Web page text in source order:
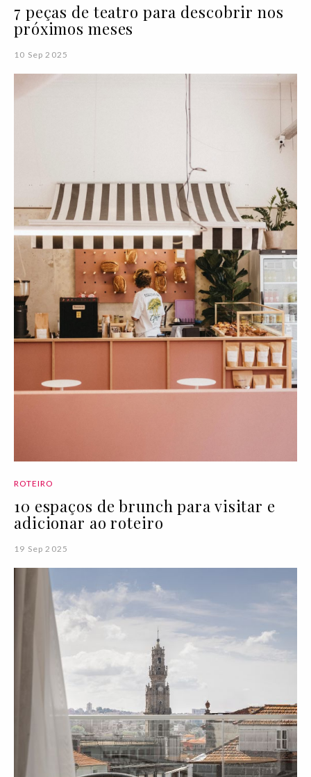
7 peças de teatro para descobrir nos
próximos meses
10 Sep 2025
ROTEIRO
10 espaços de brunch para visitar e
adicionar ao roteiro
19 Sep 2025